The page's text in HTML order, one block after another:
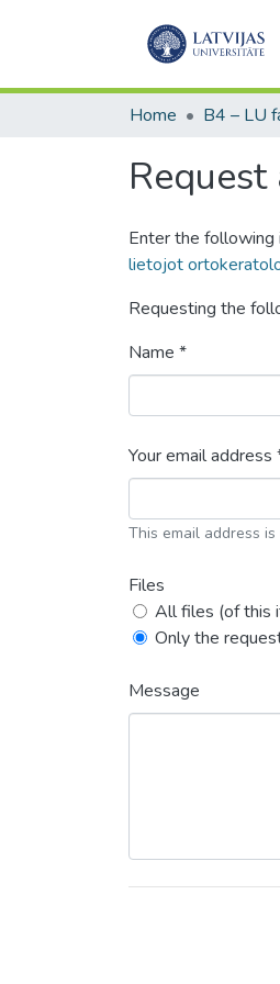
Home
Enter the
lietojot
Requesting the
Name *
Your email address
This email address
Files
All files (of this
Only the
Message